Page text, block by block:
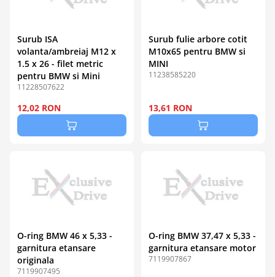
Surub ISA
volanta/ambreiaj M12 x
1.5 x 26 - filet metric
pentru BMW si Mini
11228507622
12,02 RON
Surub fulie arbore cotit
M10x65 pentru BMW si
MINI
11238585220
13,61 RON
O-ring BMW 46 x 5,33 -
garnitura etansare
originala
7119907495
O-ring BMW 37,47 x 5,33 -
garnitura etansare motor
7119907867